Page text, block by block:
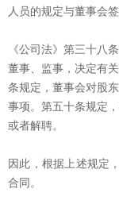
人员的规定与董事会签
《公司法》第三十八
董事、监事，决定有
条规定，董事会对股
事项。第五十条规定
或者解聘。
因此，根据上述规定
合同。